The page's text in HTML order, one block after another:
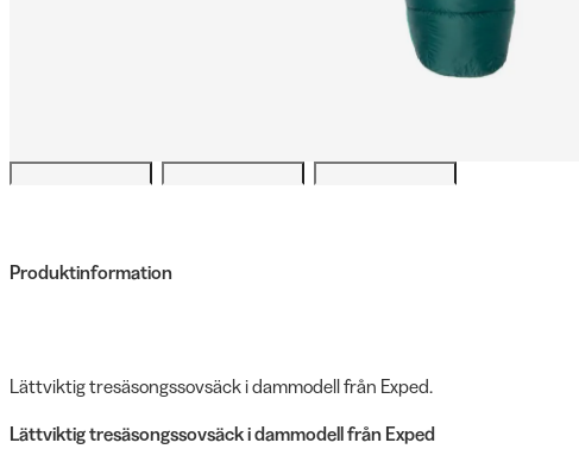
Produktinformation
Lättviktig tresäsongssovsäck i dammodell från Exped.
Lättviktig tresäsongssovsäck i dammodell från Exped